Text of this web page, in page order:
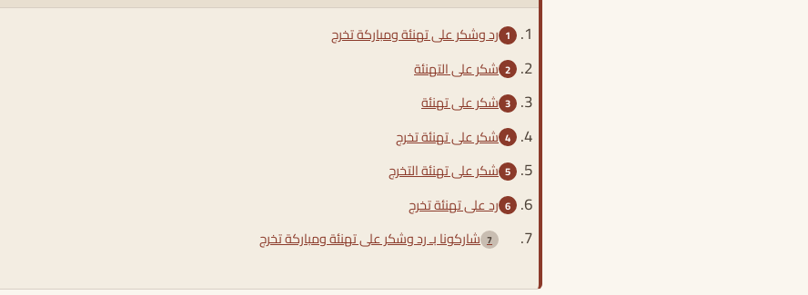
رد وشكر على تهنئة ومباركة تخرج
شكر على التهنئة
شكر على تهنئة
شكر على تهنئة تخرج
شكر على تهنئة التخرج
رد على تهنئة تخرج
شاركونا بـ رد وشكر على تهنئة ومباركة تخرج